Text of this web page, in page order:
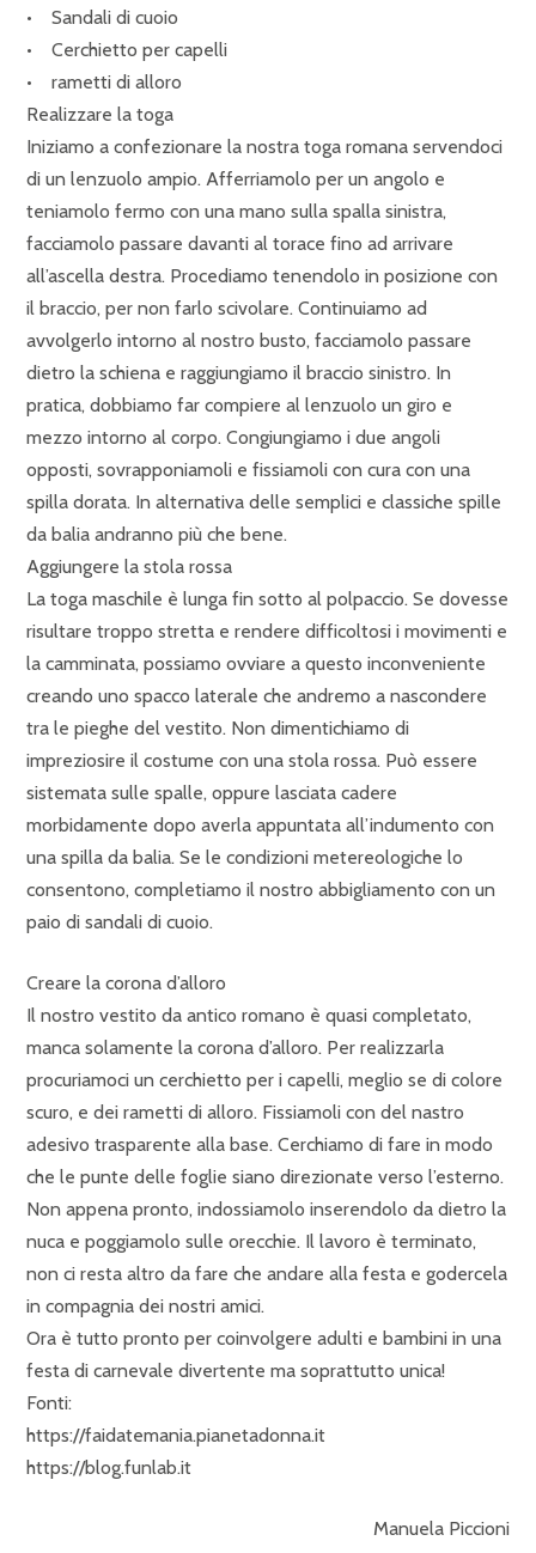
• Sandali di cuoio
• Cerchietto per capelli
• rametti di alloro
Realizzare la toga
Iniziamo a confezionare la nostra toga romana servendoci
di un lenzuolo ampio. Afferriamolo per un angolo e
teniamolo fermo con una mano sulla spalla sinistra,
facciamolo passare davanti al torace fino ad arrivare
all’ascella destra. Procediamo tenendolo in posizione con
il braccio, per non farlo scivolare. Continuiamo ad
avvolgerlo intorno al nostro busto, facciamolo passare
dietro la schiena e raggiungiamo il braccio sinistro. In
pratica, dobbiamo far compiere al lenzuolo un giro e
mezzo intorno al corpo. Congiungiamo i due angoli
opposti, sovrapponiamoli e fissiamoli con cura con una
spilla dorata. In alternativa delle semplici e classiche spille
da balia andranno più che bene.
Aggiungere la stola rossa
La toga maschile è lunga fin sotto al polpaccio. Se dovesse
risultare troppo stretta e rendere difficoltosi i movimenti e
la camminata, possiamo ovviare a questo inconveniente
creando uno spacco laterale che andremo a nascondere
tra le pieghe del vestito. Non dimentichiamo di
impreziosire il costume con una stola rossa. Può essere
sistemata sulle spalle, oppure lasciata cadere
morbidamente dopo averla appuntata all’indumento con
una spilla da balia. Se le condizioni metereologiche lo
consentono, completiamo il nostro abbigliamento con un
paio di sandali di cuoio.
Creare la corona d’alloro
Il nostro vestito da antico romano è quasi completato,
manca solamente la corona d’alloro. Per realizzarla
procuriamoci un cerchietto per i capelli, meglio se di colore
scuro, e dei rametti di alloro. Fissiamoli con del nastro
adesivo trasparente alla base. Cerchiamo di fare in modo
che le punte delle foglie siano direzionate verso l’esterno.
Non appena pronto, indossiamolo inserendolo da dietro la
nuca e poggiamolo sulle orecchie. Il lavoro è terminato,
non ci resta altro da fare che andare alla festa e godercela
in compagnia dei nostri amici.
Ora è tutto pronto per coinvolgere adulti e bambini in una
festa di carnevale divertente ma soprattutto unica!
Fonti:
https://faidatemania.pianetadonna.it
https://blog.funlab.it
Manuela Piccioni